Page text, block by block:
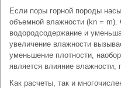
Если поры горной породы
объемной влажности (kn = m).
водородсодержание и
увеличение влажности
уменьшение плотности,
является влияние влажности,
Как расчеты, так и